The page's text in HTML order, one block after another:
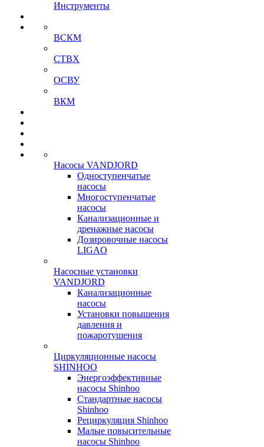
Инструменты
ВСКМ
СТВХ
ОСВУ
ВКМ
Насосы VANDJORD
Одноступенчатые
насосы
Многоступенчатые
насосы
Канализационные и
дренажные насосы
Дозировочные насосы
LIGAO
Насосные установки
VANDJORD
Канализационные
насосы
Установки повышения
давления и
пожаротушения
Циркуляционные насосы
SHINHOO
Энергоэффективные
насосы Shinhoo
Стандартные насосы
Shinhoo
Рециркуляция Shinhoo
Малые повысительные
насосы Shinhoo